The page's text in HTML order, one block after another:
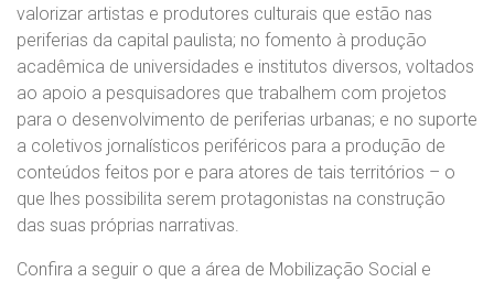
valorizar artistas e produtores culturais que estão nas
periferias da capital paulista; no fomento à produção
acadêmica de universidades e institutos diversos, voltados
ao apoio a pesquisadores que trabalhem com projetos
para o desenvolvimento de periferias urbanas; e no suporte
a coletivos jornalísticos periféricos para a produção de
conteúdos feitos por e para atores de tais territórios – o
que lhes possibilita serem protagonistas na construção
das suas próprias narrativas.
Confira a seguir o que a área de Mobilização Social e